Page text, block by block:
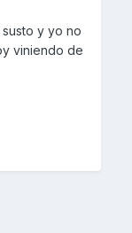
y yo no
viniendo de